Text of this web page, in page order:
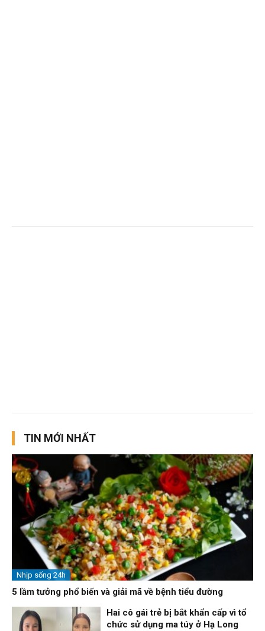
TIN MỚI NHẤT
Nhịp sống 24h
5 lầm tưởng phổ biến và giải mã về bệnh tiểu đường
Hai cô gái trẻ bị bắt khẩn cấp vì tổ
chức sử dụng ma túy ở Hạ Long